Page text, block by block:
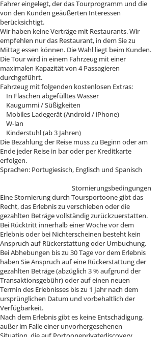
Fahrer eingelegt, der das Tourprogramm und die
von den Kunden geäußerten Interessen
berücksichtigt.
Wir haben keine Verträge mit Restaurants. Wir
empfehlen nur das Restaurant, in dem Sie zu
Mittag essen können. Die Wahl liegt beim Kunden.
Die Tour wird in einem Fahrzeug mit einer
maximalen Kapazität von 4 Passagieren
durchgeführt.
Fahrzeug mit folgenden kostenlosen Extras:
In Flaschen abgefülltes Wasser
Kaugummi / Süßigkeiten
Mobiles Ladegerät (Android / iPhone)
W-lan
Kinderstuhl (ab 3 Jahren)
Die Bezahlung der Reise muss zu Beginn oder am
Ende jeder Reise in bar oder per Kreditkarte
erfolgen.
Sprachen: Portugiesisch, Englisch und Spanisch
Stornierungsbedingungen
Eine Stornierung durch Toursportoone gibt das
Recht, das Erlebnis zu verschieben oder die
gezahlten Beträge vollständig zurückzuerstatten.
Bei Rücktritt innerhalb einer Woche vor dem
Erlebnis oder bei Nichterscheinen besteht kein
Anspruch auf Rückerstattung oder Umbuchung.
Bei Abhebungen bis zu 30 Tage vor dem Erlebnis
haben Sie Anspruch auf eine Rückerstattung der
gezahlten Beträge (abzüglich 3 % aufgrund der
Transaktionsgebühr) oder auf einen neuen
Termin des Erlebnisses bis zu 1 Jahr nach dem
ursprünglichen Datum und vorbehaltlich der
Verfügbarkeit.
Nach dem Erlebnis gibt es keine Entschädigung,
außer im Falle einer unvorhergesehenen